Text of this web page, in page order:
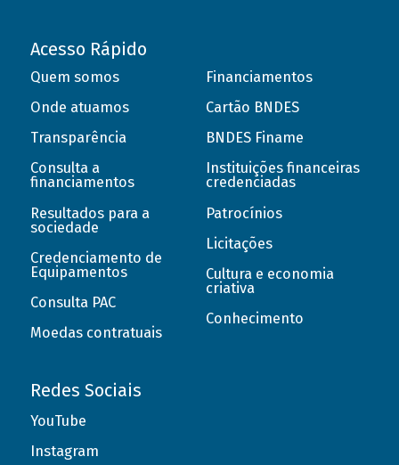
Acesso Rápido
Quem somos
Onde atuamos
Transparência
Consulta a
financiamentos
Resultados para a
sociedade
Credenciamento de
Equipamentos
Consulta PAC
Moedas contratuais
Financiamentos
Cartão BNDES
BNDES Finame
Instituições financeiras
credenciadas
Patrocínios
Licitações
Cultura e economia
criativa
Conhecimento
Redes Sociais
YouTube
Instagram